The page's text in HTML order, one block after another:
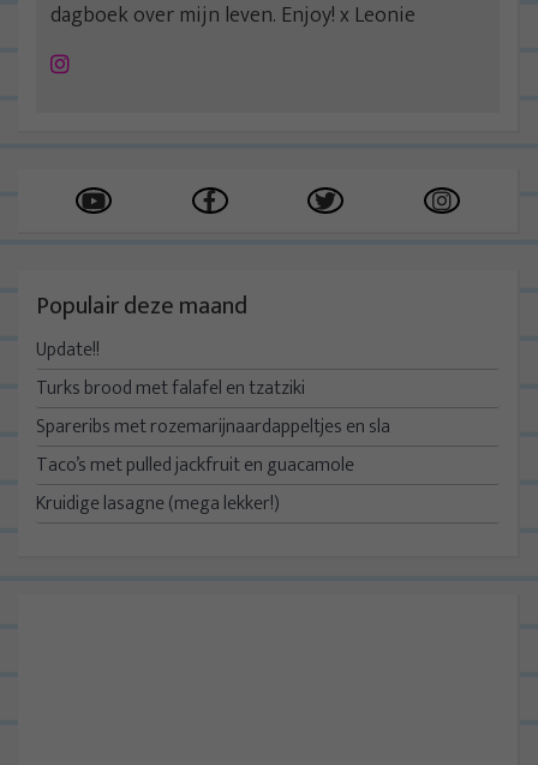
dagboek over mijn leven. Enjoy! x Leonie
Instagram
Populair deze maand
Update!!
Turks brood met falafel en tzatziki
Spareribs met rozemarijnaardappeltjes en sla
Taco’s met pulled jackfruit en guacamole
Kruidige lasagne (mega lekker!)